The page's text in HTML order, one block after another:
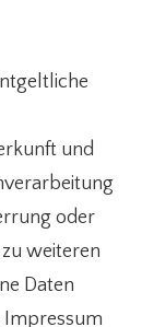
und
oder
weiteren
Daten
Impressum